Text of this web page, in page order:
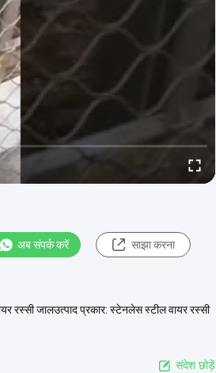
अब संपर्क करें साझा करना
जालउत्पाद प्रकार: स्टेनलेस स्टील वायर रस्सी
संदेश छोड़ें